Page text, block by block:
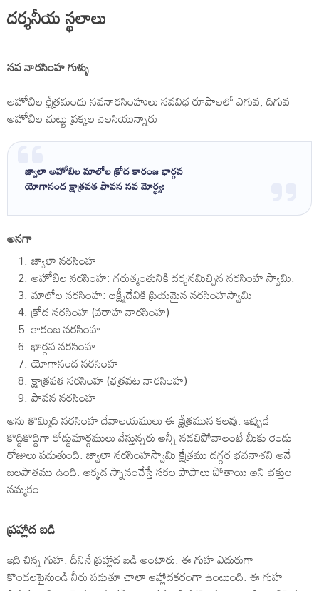
దర్శనీయ స్థలాలు
నవ నారసింహ గుళ్ళు
అహోబిల క్షేత్రమందు నవనారసింహులు నవవిధ రూపాలలో ఎగువ, దిగువ
అహోబిల చుట్టు ప్రక్కల వెలసియున్నారు
జ్వాలా అహోబిల మాలోల క్రోద కారంజ భార్గవ
యోగానంద క్షాత్రవత పావన నవ మోర్థ్యః
అనగా
జ్వాలా నరసింహ
అహోబిల నరసింహ: గరుత్మంతునికి దర్శనమిచ్చిన నరసింహ స్వామి.
మాలోల నరసింహ: లక్ష్మీదేవికి ప్రియమైన నరసింహస్వామి
క్రోద నరసింహ (వరాహ నారసింహ)
కారంజ నరసింహ
భార్గవ నరసింహ
యోగానంద నరసింహ
క్షాత్రపత నరసింహ (ఛత్రవట నారసింహ)
పావన నరసింహ
అను తొమ్మిది నరసింహ దేవాలయములు ఈ క్షేత్రమున కలవు. ఇప్పుడే
కొద్దికొద్దిగా రోడ్డుమార్గములు వేస్తున్నరు అన్నీ నడచిపోవాలంటే మీకు రెండు
రోజులు పడుతుంది. జ్వాలా నరసింహస్వామి క్షేత్రము దగ్గర భవనాశని అనే
జలపాతము ఉంది. అక్కడ స్నానంచేస్తే సకల పాపాలు పోతాయి అని భక్తుల
నమ్మకం.
ప్రహ్లాద బడి
ఇది చిన్న గుహ. దీనినే ప్రహ్లాద బడి అంటారు. ఈ గుహ ఎదురుగా
కొండలపైనుండి నీరు పడుతూ చాలా ఆహ్లాదకరంగా ఉంటుంది. ఈ గుహ